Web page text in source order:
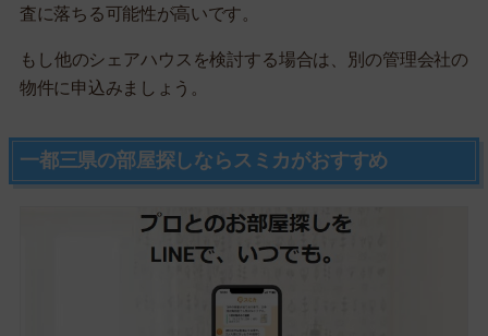
査に落ちる可能性が高いです。
もし他のシェアハウスを検討する場合は、別の管理会社の
物件に申込みましょう。
一都三県の部屋探しならスミカがおすすめ